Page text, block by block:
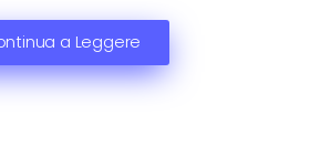
a Leggere